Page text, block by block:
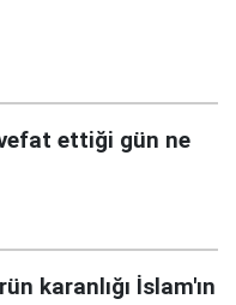
ettiği gün ne
karanlığı İslam'ın